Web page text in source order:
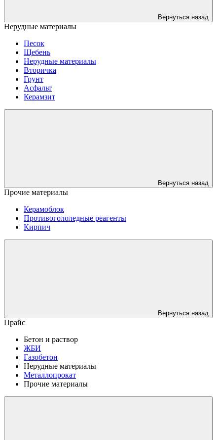
Вернуться назад
Нерудные материалы
Песок
Щебень
Нерудные материалы
Вторичка
Грунт
Асфальт
Керамзит
Вернуться назад
Прочие материалы
Керамоблок
Противогололедные реагенты
Кирпич
Вернуться назад
Прайс
Бетон и раствор
ЖБИ
Газобетон
Нерудные материалы
Металлопрокат
Прочие материалы